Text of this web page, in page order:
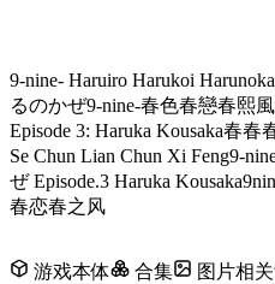
9-nine- Haruiro Harukoi
るのかぜ9-nine-春色春戀春熙風
Episode 3: Haruka Kousaka春春
Se Chun Lian Chun Xi Feng9-
ぜ Episode.3 Haruka Kousaka
春恋春之风
游戏本体 合集 图片相关